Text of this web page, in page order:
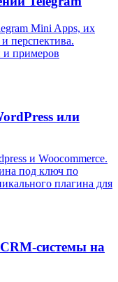
Mini Apps, их
перспектива.
и примеров
или
и Woocommerce.
под ключ по
плагина для
системы на